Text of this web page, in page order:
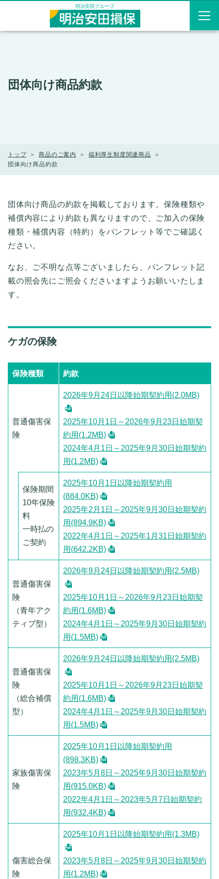
メニューを飛ばして本文へ明治安田グループ
団体向け商品約款
トップ 商品のご案内
福利厚生制度関連商品
団体向け商品約款
団体向け商品の約款を掲載しております。保険種類や
補償内容により約款も異なりますので、ご加入の保険
種類・補償内容（特約）をパンフレット等でご確認く
ださい。
なお、ご不明な点等ございましたら、パンフレット記
載の照会先にご照会くださいますようお願いいたしま
す。
ケガの保険
保険種類 約款
普通傷害保
険
2026年9月24日以降始期契約用(2.0MB)
2025年10月1日～2026年9月23日始期契
約用(1.2MB)
2024年4月1日～2025年9月30日始期契約
用(1.2MB)
保険期間
10年保険
料
一時払の
ご契約
2025年10月1日以降始期契約用
(884.0KB)
2025年2月1日～2025年9月30日始期契約
用(894.9KB)
2022年4月1日～2025年1月31日始期契約
用(642.2KB)
普通傷害保
険
（青年アク
ティブ型）
2026年9月24日以降始期契約用(2.5MB)
2025年10月1日～2026年9月23日始期契
約用(1.6MB)
2024年4月1日～2025年9月30日始期契約
用(1.5MB)
普通傷害保
険
（総合補償
型）
2026年9月24日以降始期契約用(2.5MB)
2025年10月1日～2026年9月23日始期契
約用(1.6MB)
2024年4月1日～2025年9月30日始期契約
用(1.5MB)
家族傷害保
険
2025年10月1日以降始期契約用
(898.3KB)
2023年5月8日～2025年9月30日始期契約
用(915.0KB)
2022年4月1日～2023年5月7日始期契約
用(932.4KB)
傷害総合保
険
2025年10月1日以降始期契約用(1.3MB)
2023年5月8日～2025年9月30日始期契約
用(1.2MB)